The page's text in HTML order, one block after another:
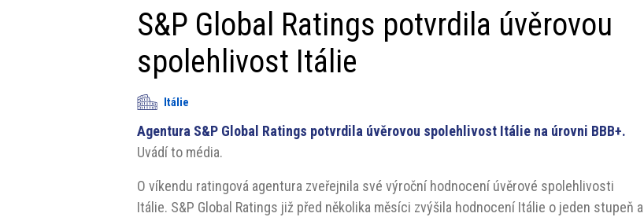
S&P Global Ratings potvrdila úvěrovou
spolehlivost Itálie
Itálie
Agentura S&P Global Ratings potvrdila úvěrovou spolehlivost Itálie na úrovni BBB+.
Uvádí to média.
O víkendu ratingová agentura zveřejnila své výroční hodnocení úvěrové spolehlivosti
Itálie. S&P Global Ratings již před několika měsíci zvýšila hodnocení Itálie o jeden stupeň a